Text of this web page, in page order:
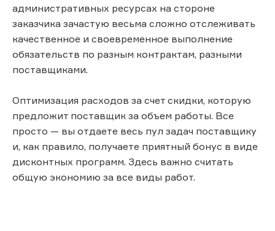
административных ресурсах на стороне
заказчика зачастую весьма сложно отслеживать
качественное и своевременное выполнение
обязательств по разным контрактам, разными
поставщиками.
Оптимизация расходов за счет скидки, которую
предложит поставщик за объем работы. Все
просто — вы отдаете весь пул задач поставщику
и, как правило, получаете приятный бонус в виде
дисконтных программ. Здесь важно считать
общую экономию за все виды работ.